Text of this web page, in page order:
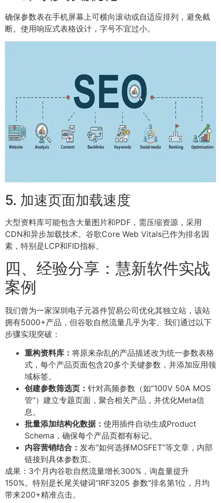
确保参数表在手机屏幕上可横向滚动或自适应排列，避免截
断。使用响应式表格设计，字号不宜过小。
5. 加速页面加载速度
大型资料库可能包含大量图片和PDF，需压缩资源，采用
CDN和异步加载技术。谷歌Core Web Vitals已作为排名因
素，特别是LCP和FID指标。
四、经验分享：慧新软件实战
案例
我们曾为一家深圳电子元器件贸易公司优化其独立站，该站
拥有5000+产品，但谷歌自然流量几乎为零。我们通过以下
步骤实现突破：
重构资料库： 将原来杂乱的产品描述改为统一参数表格
式，每个产品页面包含20多个关键参数，并添加应用领
域标签。
创建参数筛选页： 针对高频参数（如“100V 50A MOS
管”）建立专题页面，聚合相关产品，并优化Meta信
息。
批量添加结构化数据： 使用插件自动生成Product
Schema，确保每个产品页都有标记。
内容营销结合： 发布“如何选择MOSFET”等文章，内部
链接到具体参数页。
成果：3个月内谷歌自然流量增长300%，询盘量提升
150%。特别是长尾关键词“IRF3205 参数”排名第1位，月均
带来200+精准点击。